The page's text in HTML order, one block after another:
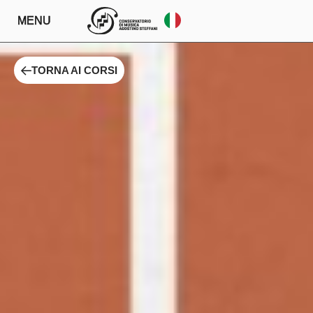
MENU
TORNA AI CORSI